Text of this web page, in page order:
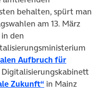
behalten, spürt man
am 13. März
den
Aufbruch für
Digitalisierungskabinett
Zukunft“ in Mainz